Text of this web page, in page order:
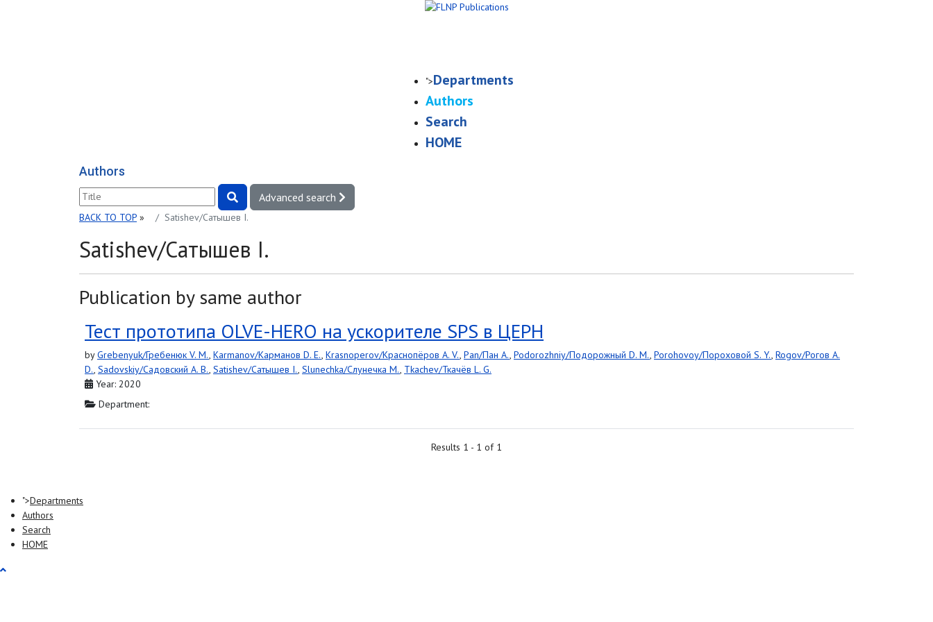
">Departments
Authors
Search
HOME
Authors
Advanced search
BACK TO TOP » Satishev/Сатышев I.
Satishev/Сатышев I.
Publication by same author
Тест прототипа OLVE-HERO на ускорителе SPS в ЦЕРН
byGrebenyuk/Гребенюк V. M., Karmanov/Карманов D. E., Krasnoperov/Краснопёров A. V., Pan/Пан A., Podorozhniy/Подорожный D. M., Porohovoy/Пороховой S. Y., Rogov/Рогов A.
D., Sadovskiy/Садовский A. B., Satishev/Сатышев I., Slunechka/Слунечка M., Tkachev/Ткачёв L. G.
Year: 2020
Department:
Results 1 - 1 of 1
">Departments
Authors
Search
HOME